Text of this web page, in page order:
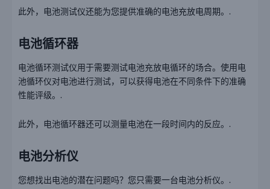
此外，电池测试仪还能为您提供准确的电池充放电周期。.
电池循环器
电池循环测试仪用于需要测试电池充放电循环的场合。使用电
池循环仪对电池进行测试，可以获得电池在不同条件下的准确
性能评级。.
此外，电池循环器还可以测量电池在一段时间内的反应。.
电池分析仪
您想找出电池的潜在问题吗？您只需要一台电池分析仪。.